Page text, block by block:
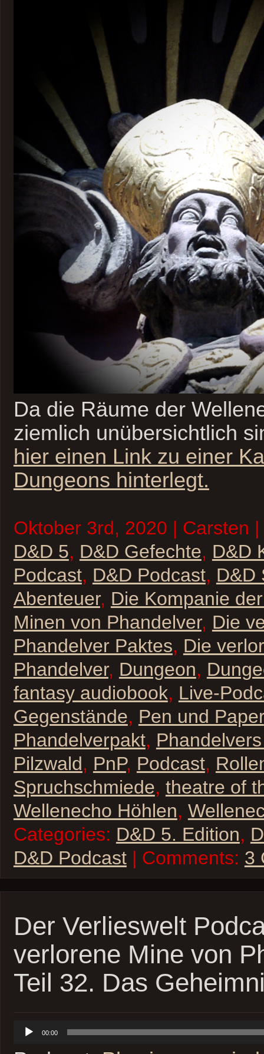
Da die Räume der
ziemlich unübersichtlich
hier einen Link zu einer
Dungeons hinterlegt.
Oktober 3rd, 2020 | Carsten
D&D 5, D&D Gefechte, D&D
Podcast, D&D Podcast, D&D
Abenteuer, Die Kompanie
Minen von Phandelver, Die
Phandelver Paktes, Die
Phandelver, Dungeon,
fantasy audiobook, Live-
Gegenstände, Pen und Paper
Phandelverpakt,
Pilzwald, PnP, Podcast,
Spruchschmiede, theatre of
Wellenecho Höhlen,
Categories: D&D 5. Edition,
D&D Podcast| Comments: 3
Der Verlieswelt
verlorene Mine von
Teil 32. Das
Audio-
Player
00:00